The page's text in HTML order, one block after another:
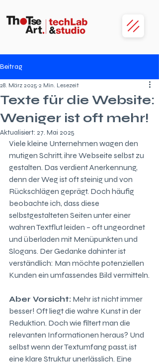
Beitrag
Texte für die Website:
Weniger ist oft mehr!
28. März 2025 2 Min. Lesezeit
Aktualisiert: 27. Mai 2025
Viele kleine Unternehmen wagen den
mutigen Schritt, ihre Webseite selbst zu
gestalten. Das verdient Anerkennung,
denn der Weg ist oft steinig und von
Rückschlägen geprägt. Doch häufig
beobachte ich, dass diese
selbstgestalteten Seiten unter einer
wahren Textflut leiden – oft ungeordnet
und überladen mit Menüpunkten und
Slogans. Der Gedanke dahinter ist
verständlich: Man möchte potenziellen
Kunden ein umfassendes Bild vermitteln.
Aber Vorsicht: Mehr ist nicht immer
besser! Oft liegt die wahre Kunst in der
Reduktion. Doch wie filtert man die
relevanten Informationen heraus? Und
selbst wenn der Textumfang passt, ist
eine klare Struktur unerlässlich. Eine